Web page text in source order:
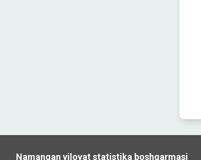
Namangan viloyat statistika boshqarmasi